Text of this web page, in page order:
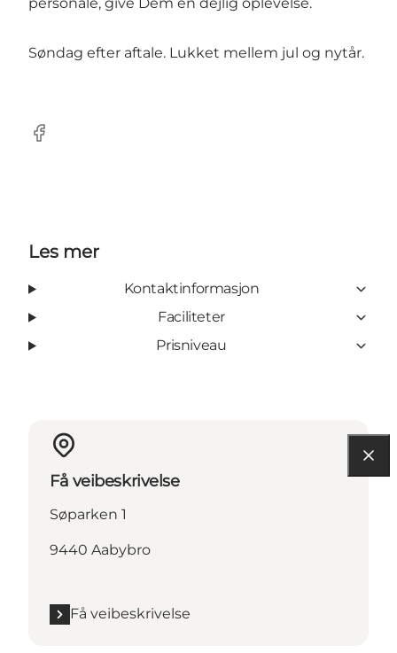
personale, give Dem en dejlig oplevelse.
Søndag efter aftale. Lukket mellem jul og nytår.
Facebook
Les mer
Kontaktinformasjon
Faciliteter
Prisniveau
Få veibeskrivelse
Søparken 1
9440 Aabybro
Få veibeskrivelse